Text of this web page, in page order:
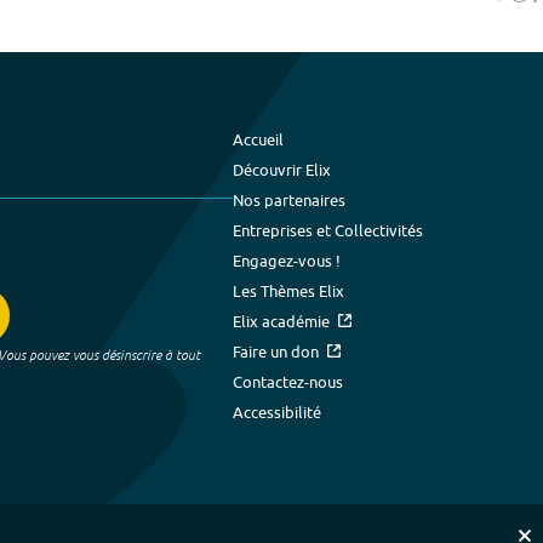
pouvez vous désinscrire à tout
Accueil
Découvrir Elix
Nos partenaires
Entreprises et Collectivités
Engagez-vous !
Les Thèmes Elix
Elix académie
Faire un don
Contactez-nous
Accessibilité